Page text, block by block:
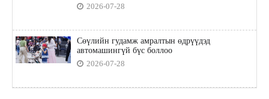
2026-07-28
Сөүлийн гудамж амралтын өдрүүдэд
автомашингүй бүс боллоо
2026-07-28